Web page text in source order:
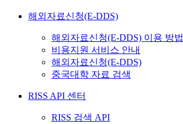
해외자료신청(E-DDS)
해외자료신청(E-DDS) 이용 방법
비용지원 서비스 안내
해외자료신청(E-DDS)
중국대학 자료 검색
RISS API 센터
RISS 검색 API